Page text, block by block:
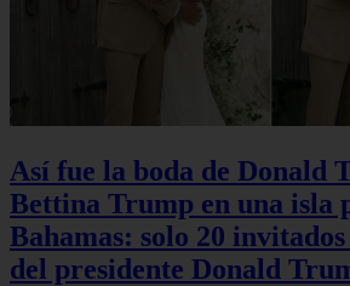
Así fue la boda de Donald
Bettina Trump en una isla
Bahamas: solo 20
del presidente Donald